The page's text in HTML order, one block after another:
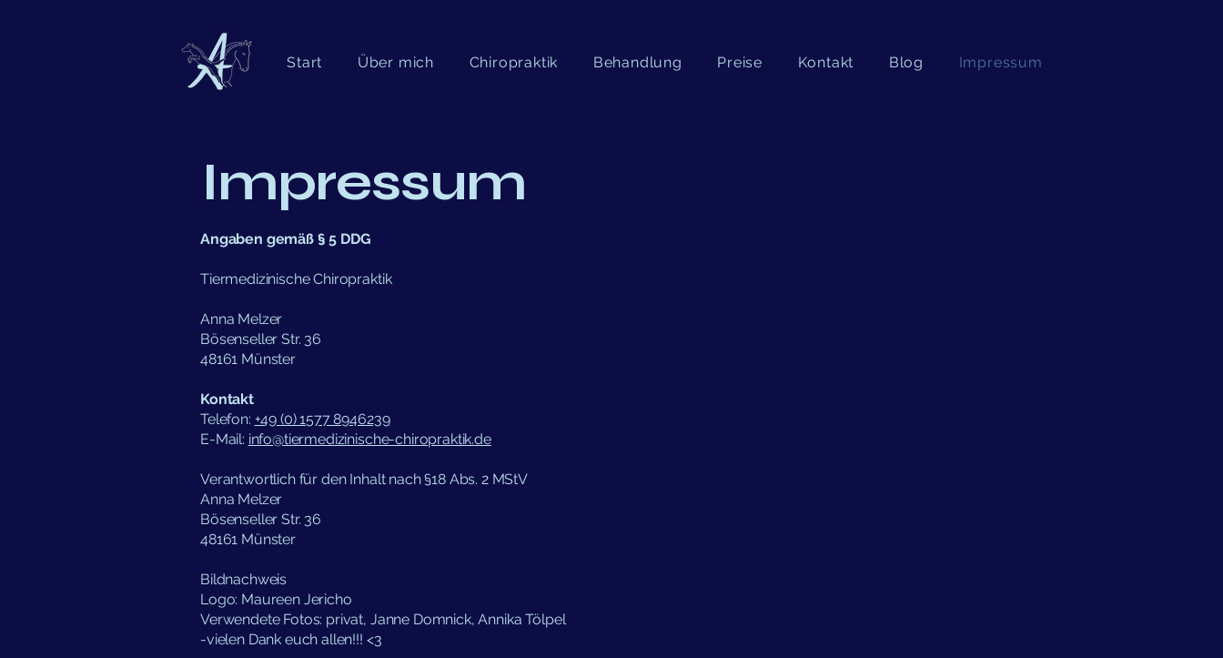
Start Über mich Chiropraktik Behandlung Preise Kontakt Blog Impressum
Impressum
Angaben gemäß § 5 DDG
Tiermedizinische Chiropraktik
Anna Melzer
Bösenseller Str. 36
48161 Münster
Kontakt
Telefon: +49 (0) 1577 8946239
E-Mail: info@tiermedizinische-chiropraktik.de
Verantwortlich für den Inhalt nach §18 Abs. 2 MStV
Anna Melzer
Bösenseller Str. 36
48161 Münster
Bildnachweis
Logo: Maureen Jericho
Verwendete Fotos: privat, Janne Domnick, Annika Tölpel
-vielen Dank euch allen!!! <3